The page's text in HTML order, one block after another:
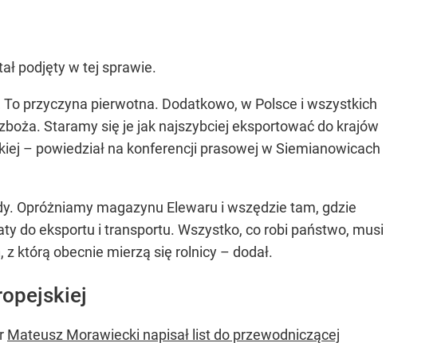
podjęty w tej sprawie.
przyczyna pierwotna. Dodatkowo, w Polsce i wszystkich
Staramy się je jak najszybciej eksportować do krajów
– powiedział na konferencji prasowej w Siemianowicach
Opróżniamy magazynu Elewaru i wszędzie tam, gdzie
do eksportu i transportu. Wszystko, co robi państwo, musi
którą obecnie mierzą się rolnicy – dodał.
Mateusz Morawiecki napisał list do przewodniczącej